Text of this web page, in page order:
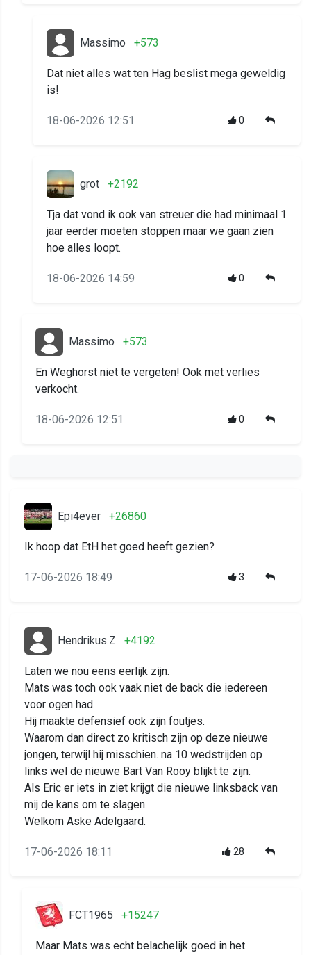
Massimo +573
Dat niet alles wat ten Hag beslist mega geweldig
is!
18-06-2026 12:51 0
grot +2192
Tja dat vond ik ook van streuer die had minimaal 1
jaar eerder moeten stoppen maar we gaan zien
hoe alles loopt.
18-06-2026 14:59 0
Massimo +573
En Weghorst niet te vergeten! Ook met verlies
verkocht.
18-06-2026 12:51 0
Epi4ever +26860
Ik hoop dat EtH het goed heeft gezien?
17-06-2026 18:49 3
Hendrikus.Z +4192
Laten we nou eens eerlijk zijn.
Mats was toch ook vaak niet de back die iedereen
voor ogen had.
Hij maakte defensief ook zijn foutjes.
Waarom dan direct zo kritisch zijn op deze nieuwe
jongen, terwijl hij misschien. na 10 wedstrijden op
links wel de nieuwe Bart Van Rooy blijkt te zijn.
Als Eric er iets in ziet krijgt die nieuwe linksback van
mij de kans om te slagen.
Welkom Aske Adelgaard.
17-06-2026 18:11 28
FCT1965 +15247
Maar Mats was echt belachelijk goed in het